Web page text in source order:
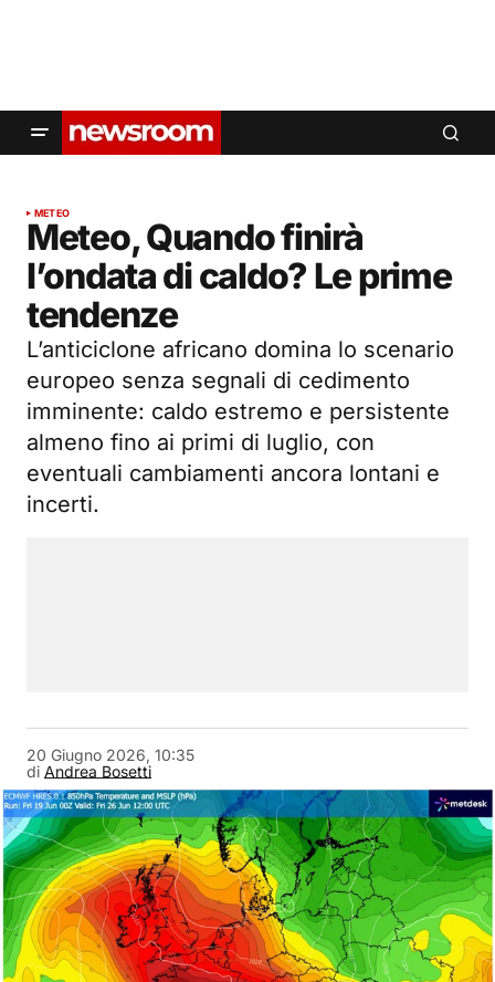
METEO
Meteo, Quando finirà
l’ondata di caldo? Le prime
tendenze
L’anticiclone africano domina lo scenario
europeo senza segnali di cedimento
imminente: caldo estremo e persistente
almeno fino ai primi di luglio, con
eventuali cambiamenti ancora lontani e
incerti.
di Andrea Bosetti
20 Giugno 2026, 10:35